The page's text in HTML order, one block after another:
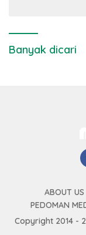
Banyak dicari
ABOUT US
PEDOMAN
Copyright 2014 -